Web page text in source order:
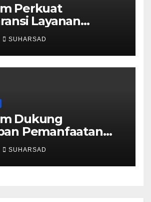
Perkuat
Layanan
Alokasi Tanah
Hadir Melalui
SUHARSAD
Dukung
Pemanfaatan
Sesuai
Peraturan
undangan
SUHARSAD